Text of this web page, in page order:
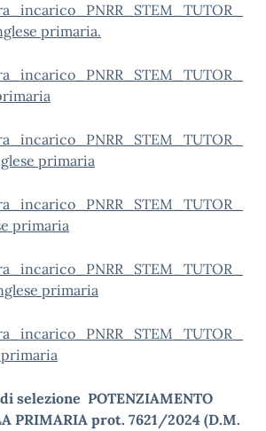
primaria.
primaria
primaria
primaria
selezione POTENZIAMENTO
PRIMARIA prot. 7621/2024 (D.M.